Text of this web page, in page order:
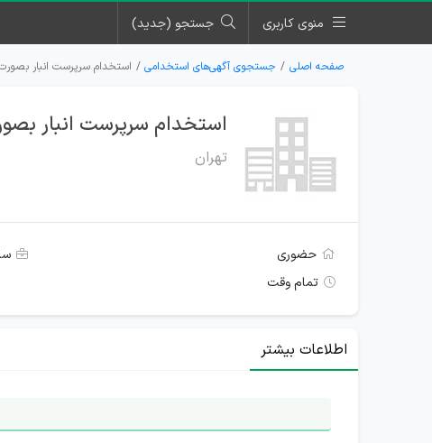
منوی کاربری جستجو (جدید)
صفحه اصلی جستجوی آگهی‌های استخدامی استخدام سرپرست انبار
استخدام سرپرست انبار
تهران
حضوری
تمام وقت
اطلاعات بیشتر